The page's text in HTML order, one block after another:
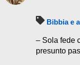
Bibbia e
– Sola fede
presunto